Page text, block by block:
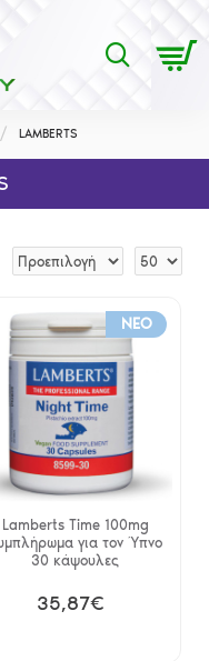
LAMBERTS
NEO
Lamberts Time 100mg
για τον Ύπνο
30 κάψουλες
35,87€